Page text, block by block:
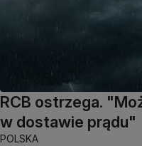
RCB ostrzega.
w dostawie prądu"
POLSKA